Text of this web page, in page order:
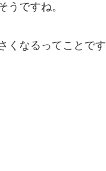
うですね。
くなるってことです